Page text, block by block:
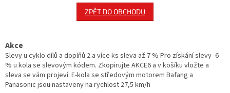
ZPĚT DO OBCHODU
Akce
Slevy u cyklo dílů a doplňů 2 a více ks sleva až 7 % Pro získání slevy -6
% u kola se slevovým kódem. Zkopirujte AKCE6 a v košíku vložte a
sleva se vám projeví. E-kola se středovým motorem Bafang a
Panasonic jsou nastaveny na rychlost 27,5 km/h